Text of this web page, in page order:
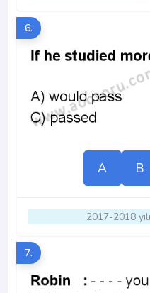
6.
A B
2017-2018
7.